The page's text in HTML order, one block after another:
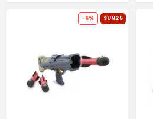
-6% SUN25